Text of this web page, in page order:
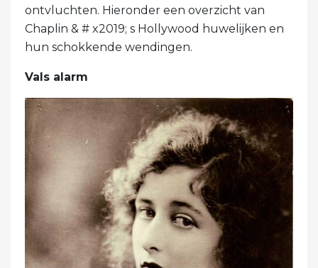
ontvluchten. Hieronder een overzicht van
Chaplin & # x2019; s Hollywood huwelijken en
hun schokkende wendingen.
Vals alarm